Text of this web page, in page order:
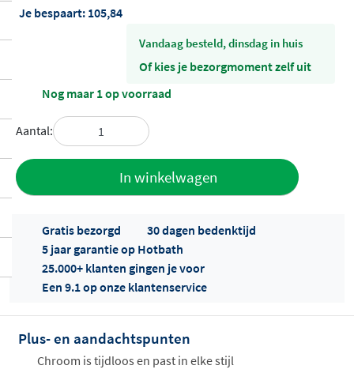
Je bespaart: 105,84
vandaag besteld, dinsdag in huis
Of kies je bezorgmoment zelf uit
Nog maar 1 op voorraad
Aantal:
In winkelwagen
Offertes
ophalen...
Gratis bezorgd
30 dagen bedenktijd
5 jaar garantie op Hotbath
25.000+ klanten gingen je voor
Een 9.1 op onze klantenservice
Plus- en aandachtspunten
Chroom is tijdloos en past in elke stijl